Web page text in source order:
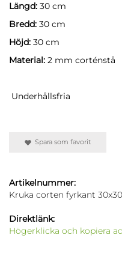
Längd: 30 cm
Bredd: 30 cm
Höjd: 30 cm
Material: 2 mm corténstå
Underhållsfria
Spara som favorit
Artikelnummer:
Kruka corten fyrkant
Direktlänk:
Högerklicka och kopiera